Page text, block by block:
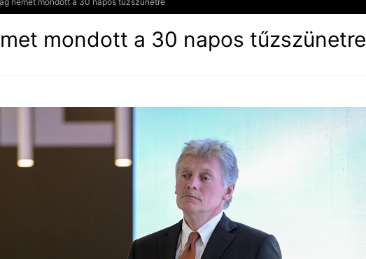
mondott a 30 napos tűzszünetre